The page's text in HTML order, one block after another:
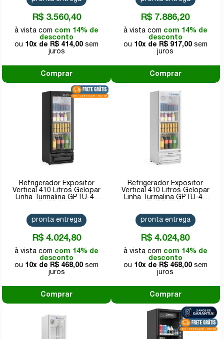
R$ 3.560,40
com 14% de
desconto
10x de
R$ 414,00
Comprar
R$ 7.886,20
com 14% de
desconto
10x de
R$ 917,00
Comprar
Refrigerador Expositor
Vertical 410 Litros Gelopar
Linha Turmalina GPTU-40
R$ 4.024,80
com 14% de
desconto
10x de
R$ 468,00
pronta entrega
Comprar
Refrigerador Expositor
Vertical 410 Litros Gelopar
Linha Turmalina GPTU-40
R$ 4.024,80
com 14% de
desconto
10x de
R$ 468,00
pronta entrega
Comprar